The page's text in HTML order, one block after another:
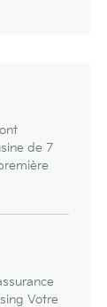
de 7
Votre